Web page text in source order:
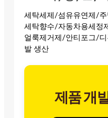
세탁세제/섬유유연제/주
세탁향수/자동차용세정
얼룩제거제/안티포그/디
발 생산
제품 개